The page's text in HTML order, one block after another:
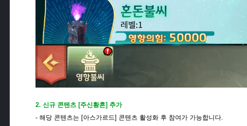
2. 신규 콘텐츠 [주신황혼] 추가
- 해당 콘텐츠는 [아스가르드] 콘텐츠 활성화 후 참여가 가능합니다.